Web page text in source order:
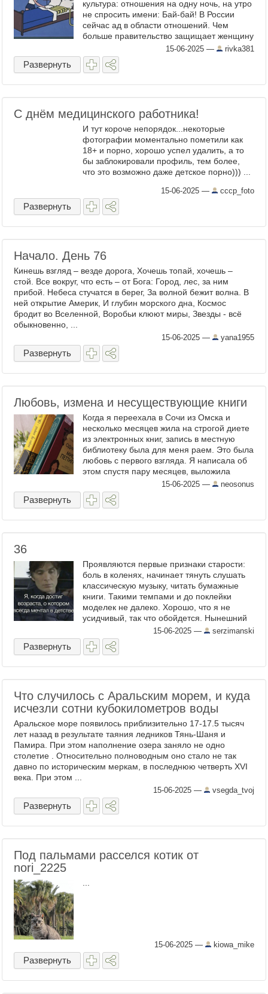
культура: отношения на одну ночь, на утро
не спросить имени: Бай-бай! В России
сейчас ад в области отношений. Чем
больше правительство защищает женщину
с ребёнком в браке, тем меньше
желающих в это ярмо влезать, в ...
15-06-2025 — rivka381
Развернуть
С днём медицинского работника!
И тут короче непорядок...некоторые
фотографии моментально пометили как
18+ и порно, хорошо успел удалить, а то
бы заблокировали профиль, тем более,
что это возможно даже детское порно))) ...
15-06-2025 — cccp_foto
Развернуть
Начало. День 76
Кинешь взгляд – везде дорога, Хочешь топай, хочешь –
стой. Все вокруг, что есть – от Бога: Город, лес, за ним
прибой. Небеса стучатся в берег, За волной бежит волна. В
ней открытие Америк, И глубин морского дна, Космос
бродит во Вселенной, Воробьи клюют миры, Звезды - всё
обыкновенно, ...
15-06-2025 — yana1955
Развернуть
Любовь, измена и несуществующие книги
Когда я переехала в Сочи из Омска и
несколько месяцев жила на строгой диете
из электронных книг, запись в местную
библиотеку была для меня раем. Это была
любовь с первого взгляда. Я написала об
этом спустя пару месяцев, выложила
фотографии книжных стеллажей и
деревянной скрипучей лестницы ...
15-06-2025 — neosonus
Развернуть
36
Проявляются первые признаки старости:
боль в коленях, начинает тянуть слушать
классическую музыку, читать бумажные
книги. Такими темпами и до поклейки
моделек не далеко. Хорошо, что я не
усидчивый, так что обойдется. Нынешний
год, по идее должен быть мои удачливым
годом,это год змеи, в ...
15-06-2025 — serzimanski
Развернуть
Что случилось с Аральским морем, и куда
исчезли сотни кубокилометров воды
Аральское море появилось приблизительно 17-17.5 тысяч
лет назад в результате таяния ледников Тянь-Шаня и
Памира. При этом наполнение озера заняло не одно
столетие . Относительно полноводным оно стало не так
давно по историческим меркам, в последнюю четверть XVI
века. При этом ...
15-06-2025 — vsegda_tvoj
Развернуть
Под пальмами расселся котик от
nori_2225
15-06-2025 — kiowa_mike
Развернуть